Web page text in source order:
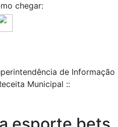
chegar:
de Informação
Municipal ::